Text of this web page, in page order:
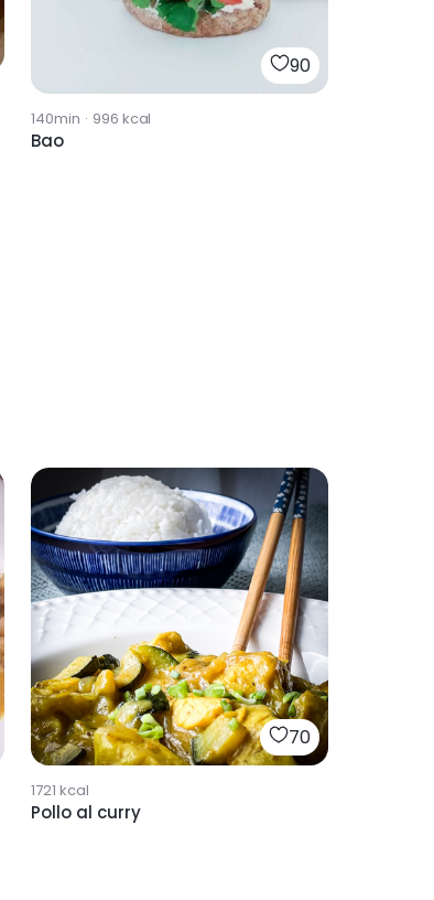
90
140min · 996 kcal
Bao
70
1721 kcal
Pollo al curry